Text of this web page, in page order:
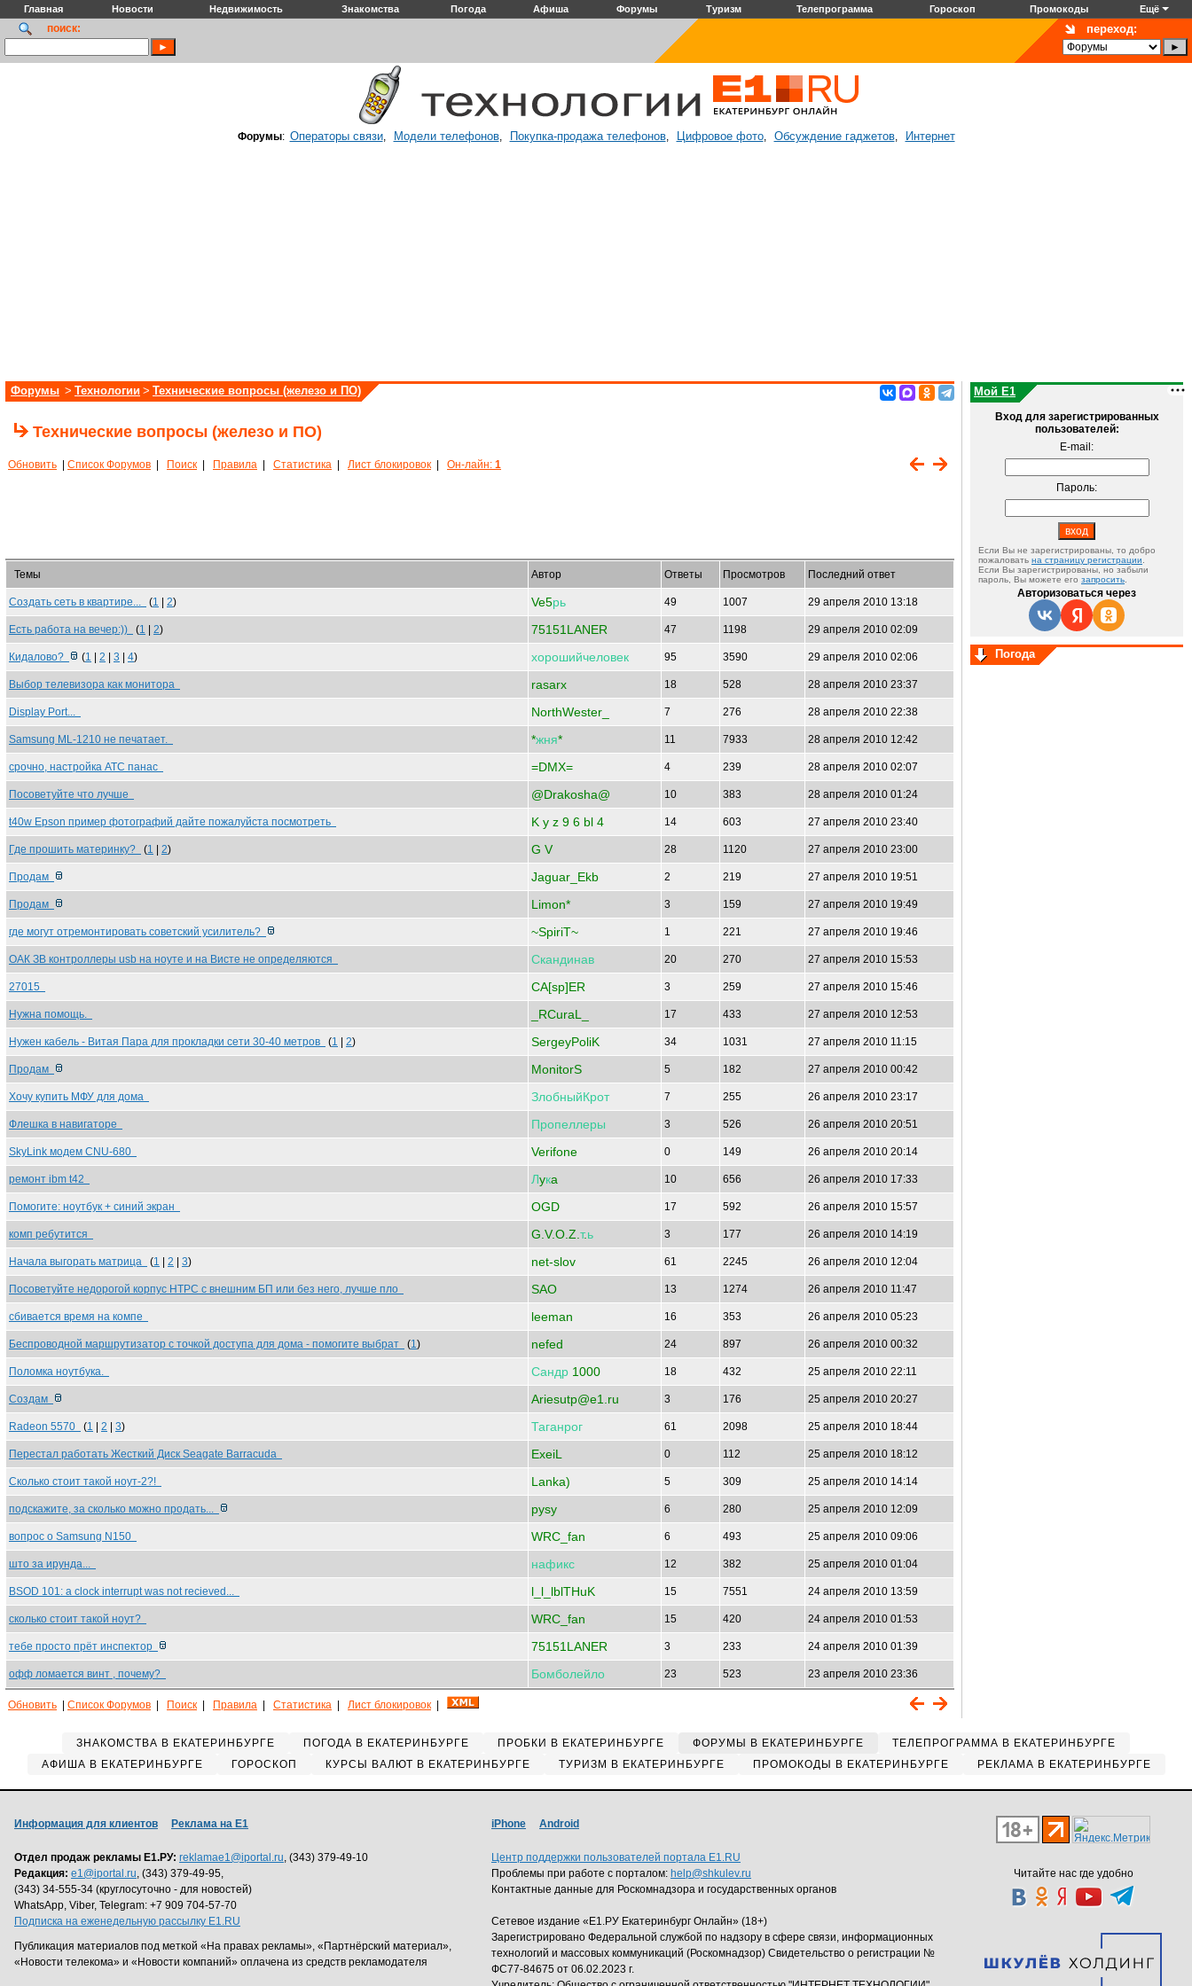
Главная Новости Недвижимость Знакомства Погода Афиша Форумы Туризм Телепрограмма Гороскоп Промокоды Ещё
поиск: переход:
Форумы: Операторы связи, Модели телефонов, Покупка-продажа телефонов, Цифровое фото, Обсуждение гаджетов, Интернет
Форумы > Технологии > Технические вопросы (железо и ПО)
Технические вопросы (железо и ПО)
Обновить Список Форумов Поиск Правила Статистика Лист блокировок Он-лайн: 1
Темы Автор Ответы Просмотров Последний ответ
Создать сеть в квартире... (1 2) Ve5рь 49 1007 29 апреля 2010 13:18
Есть работа на вечер:)) (1 2) 75151LANER 47 1198 29 апреля 2010 02:09
Кидалово? (1 2 3 4) хорошийчеловек 95 3590 29 апреля 2010 02:06
Выбор телевизора как монитора rasarx 18 528 28 апреля 2010 23:37
Display Port... NorthWester_ 7 276 28 апреля 2010 22:38
Samsung ML-1210 не печатает. *жня* 11 7933 28 апреля 2010 12:42
срочно, настройка АТС панас =DMX= 4 239 28 апреля 2010 02:07
Посоветуйте что лучше @Drakosha@ 10 383 28 апреля 2010 01:24
t40w Epson пример фотографий дайте пожалуйста посмотреть K y z 9 6 bl 4 14 603 27 апреля 2010 23:40
Где прошить материнку? (1 2) G V 28 1120 27 апреля 2010 23:00
Продам Jaguar_Ekb 2 219 27 апреля 2010 19:51
Продам Limon* 3 159 27 апреля 2010 19:49
где могут отремонтировать советский усилитель? ~SpiriT~ 1 221 27 апреля 2010 19:46
ОАК ЗВ контроллеры usb на ноуте и на Висте не определяются Скандинав 20 270 27 апреля 2010 15:53
27015 CA[sp]ER 3 259 27 апреля 2010 15:46
Нужна помощь. _RCuraL_ 17 433 27 апреля 2010 12:53
Нужен кабель - Витая Пара для прокладки сети 30-40 метров (1 2) SergeyPoliK 34 1031 27 апреля 2010 11:15
Продам MonitorS 5 182 27 апреля 2010 00:42
Хочу купить МФУ для дома ЗлобныйКрот 7 255 26 апреля 2010 23:17
Флешка в навигаторе Пропеллеры 3 526 26 апреля 2010 20:51
SkyLink модем CNU-680 Verifone 0 149 26 апреля 2010 20:14
ремонт ibm t42 Лyкa 10 656 26 апреля 2010 17:33
Помогите: ноутбук + синий экран OGD 17 592 26 апреля 2010 15:57
комп ребутится G.V.O.Z. т.ь 3 177 26 апреля 2010 14:19
Начала выгорать матрица (1 2 3) net-slov 61 2245 26 апреля 2010 12:04
Посоветуйте недорогой корпус HTPC с внешним БП или без него, лучше пло SAO 13 1274 26 апреля 2010 11:47
сбивается время на компе leeman 16 353 26 апреля 2010 05:23
Беспроводной маршрутизатор с точкой доступа для дома - помогите выбрат (1) nefed 24 897 26 апреля 2010 00:32
Поломка ноутбука. Сандр 1000 18 432 25 апреля 2010 22:11
Создам Ariesutp@e1.ru 3 176 25 апреля 2010 20:27
Radeon 5570 (1 2 3) Таганрог 61 2098 25 апреля 2010 18:44
Перестал работать Жесткий Диск Seagate Barracuda ExeiL 0 112 25 апреля 2010 18:12
Сколько стоит такой ноут-2?! Lanka) 5 309 25 апреля 2010 14:14
подскажите, за сколько можно продать... pysy 6 280 25 апреля 2010 12:09
вопрос о Samsung N150 WRC_fan 6 493 25 апреля 2010 09:06
што за ирунда... нафикс 12 382 25 апреля 2010 01:04
BSOD 101: a clock interrupt was not recieved... l_l_lblTHuK 15 7551 24 апреля 2010 13:59
сколько стоит такой ноут? WRC_fan 15 420 24 апреля 2010 01:53
тебе просто прёт инспектор 75151LANER 3 233 24 апреля 2010 01:39
офф ломается винт , почему? Бомболейло 23 523 23 апреля 2010 23:36
Обновить Список Форумов Поиск Правила Статистика Лист блокировок
Мой E1
Вход для зарегистрированных
пользователей:
E-mail:
Пароль:
Если Вы не зарегистрированы, то добро
пожаловать на страницу регистрации
Если Вы зарегистрированы, но забыли
пароль, Вы можете его запросить
Авторизоваться через
Погода
ЗНАКОМСТВА В ЕКАТЕРИНБУРГЕ ПОГОДА В ЕКАТЕРИНБУРГЕ ПРОБКИ В ЕКАТЕРИНБУРГЕ ФОРУМЫ В ЕКАТЕРИНБУРГЕ
ТЕЛЕПРОГРАММА В ЕКАТЕРИНБУРГЕ
АФИША В ЕКАТЕРИНБУРГЕ
ГОРОСКОП КУРСЫ ВАЛЮТ В ЕКАТЕРИНБУРГЕ ТУРИЗМ В ЕКАТЕРИНБУРГЕ ПРОМОКОДЫ В ЕКАТЕРИНБУРГЕ РЕКЛАМА В ЕКАТЕРИНБУРГЕ
Читайте нас где удобно
Информация для клиентов Реклама на Е1
Отдел продаж рекламы Е1.РУ: reklamae1@iportal.ru, (343) 379-49-10
Редакция: e1@iportal.ru, (343) 379-49-95,
(343) 34-555-34 (круглосуточно - для новостей)
WhatsApp, Viber, Telegram: +7 909 704-57-70
Подписка на еженедельную рассылку E1.RU
Публикация материалов под меткой «На правах рекламы», «Партнёрский материал»,
«Новости телекома» и «Новости компаний» оплачена из средств рекламодателя
iPhone Android
Центр поддержки пользователей портала E1.RU
Проблемы при работе с порталом: help@shkulev.ru
Контактные данные для Роскомнадзора и государственных органов
Сетевое издание «Е1.РУ Екатеринбург Онлайн» (18+)
Зарегистрировано Федеральной службой по надзору в сфере связи, информационных
технологий и массовых коммуникаций (Роскомнадзор) Свидетельство о регистрации №
ФС77-84675 от 06.02.2023 г.